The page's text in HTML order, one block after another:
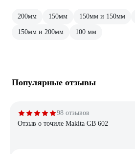
200мм 150мм 150мм и 150мм
150мм и 200мм 100 мм
Популярные отзывы
98 отзывов
Отзыв о точиле Makita GB 602